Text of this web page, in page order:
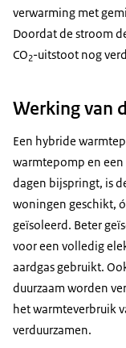
verwarming met
Doordat de stroom
CO2-uitstoot nog
Werking van
Een hybride
warmtepomp en
dagen bijspringt, is
woningen geschikt,
geïsoleerd. Beter
voor een volledig
aardgas gebruikt.
duurzaam worden
het warmteverbruik
verduurzamen.